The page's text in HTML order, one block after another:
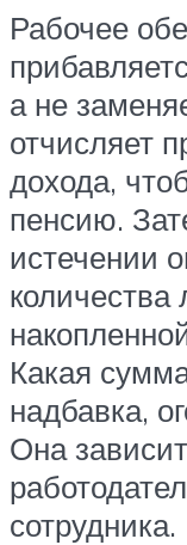
Рабочее
а не
отчисляет
дохода,
пенсию.
истечении
количества
Какая
надбавка,
Она
сотрудника.